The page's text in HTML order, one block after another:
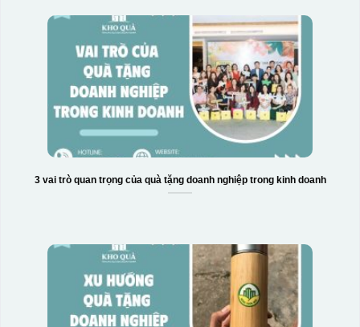
3 vai trò quan trọng của quà tặng doanh nghiệp trong kinh doanh